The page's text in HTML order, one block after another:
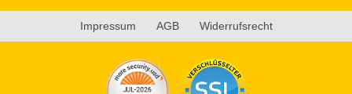
Impressum AGB Widerrufsrecht